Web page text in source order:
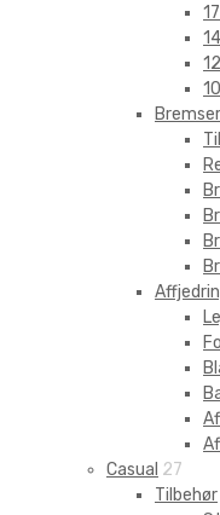
Bremser
Casual 27
Tilbehør